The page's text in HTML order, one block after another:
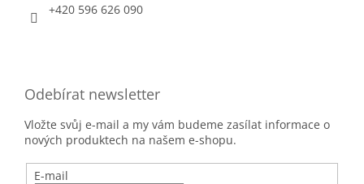
+420 596 626 090
Odebírat newsletter
Vložte svůj e-mail a my vám budeme zasílat informace o
nových produktech na našem e-shopu.
E-mail